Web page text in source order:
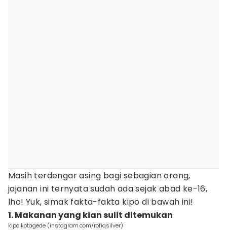
Masih terdengar asing bagi sebagian orang,
jajanan ini ternyata sudah ada sejak abad ke-16,
lho! Yuk, simak fakta-fakta kipo di bawah ini!
1. Makanan yang kian sulit ditemukan
kipo kotagede (instagram.com/rofiqsilver)